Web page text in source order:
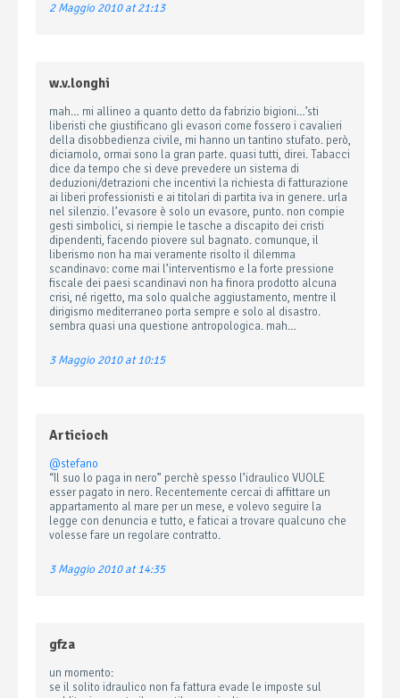
2 Maggio 2010 at 21:13
w.v.longhi
mah… mi allineo a quanto detto da fabrizio bigioni…’sti
liberisti che giustificano gli evasori come fossero i cavalieri
della disobbedienza civile, mi hanno un tantino stufato. però,
diciamolo, ormai sono la gran parte. quasi tutti, direi. Tabacci
dice da tempo che si deve prevedere un sistema di
deduzioni/detrazioni che incentivi la richiesta di fatturazione
ai liberi professionisti e ai titolari di partita iva in genere. urla
nel silenzio. l’evasore è solo un evasore, punto. non compie
gesti simbolici, si riempie le tasche a discapito dei cristi
dipendenti, facendo piovere sul bagnato. comunque, il
liberismo non ha mai veramente risolto il dilemma
scandinavo: come mai l’interventismo e la forte pressione
fiscale dei paesi scandinavi non ha finora prodotto alcuna
crisi, né rigetto, ma solo qualche aggiustamento, mentre il
dirigismo mediterraneo porta sempre e solo al disastro.
sembra quasi una questione antropologica. mah…
3 Maggio 2010 at 10:15
Articioch
@stefano
“Il suo lo paga in nero” perchè spesso l’idraulico VUOLE
esser pagato in nero. Recentemente cercai di affittare un
appartamento al mare per un mese, e volevo seguire la
legge con denuncia e tutto, e faticai a trovare qualcuno che
volesse fare un regolare contratto.
3 Maggio 2010 at 14:35
gfza
un momento:
se il solito idraulico non fa fattura evade le imposte sul